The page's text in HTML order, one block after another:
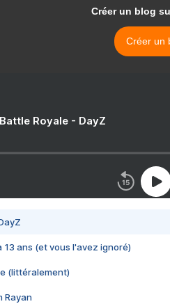
Créer un blog
Créer un
Royale - DayZ
13 ans (et vous l'avez ignoré)
(littéralement)
Rayan